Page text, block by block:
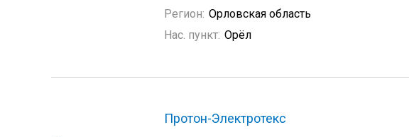
Регион: Орловская область
Нас. пункт: Орёл
Протон-Электротекс